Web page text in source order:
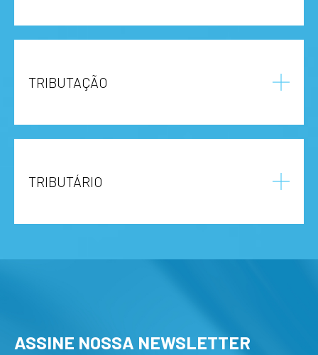
TRIBUTAÇÃO
TRIBUTÁRIO
ASSINE NOSSA NEWSLETTER